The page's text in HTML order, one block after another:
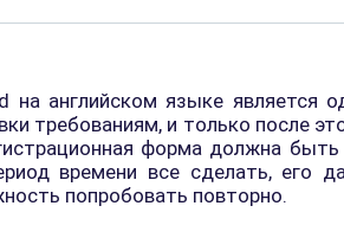
на английском языке
требованиям, и только после
форма должна
времени все сделать,
попробовать повторно.